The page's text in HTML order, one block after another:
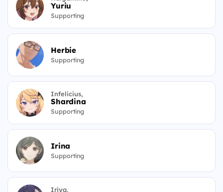
Yuriu
Supporting
Herbie
Supporting
Infelicius,
Shardina
Supporting
Irina
Supporting
Iriya,